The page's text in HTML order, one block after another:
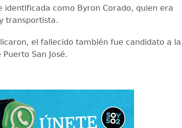
identificada como Byron Corado, quien era
transportista.
el fallecido también fue candidato a la
San José.